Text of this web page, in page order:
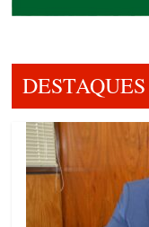
DESTAQUES